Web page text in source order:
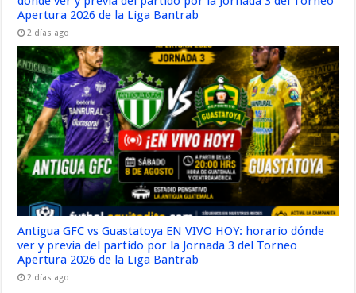
Apertura 2026 de la Liga Bantrab
2 días ago
Antigua GFC vs Guastatoya EN VIVO HOY: horario dónde
ver y previa del partido por la Jornada 3 del Torneo
Apertura 2026 de la Liga Bantrab
2 días ago